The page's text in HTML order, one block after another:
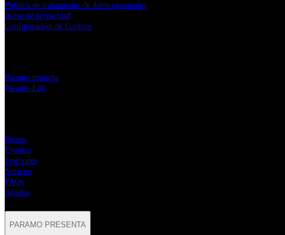
Política de tratamiento de datos personales
Aviso de privacidad
Configuración de Cookies
⁠Páramo impacta
Páramo Lab
Prensa
Eventos
Festivales
Noticias
FAQs
Aliados
PARAMO PRESENTA